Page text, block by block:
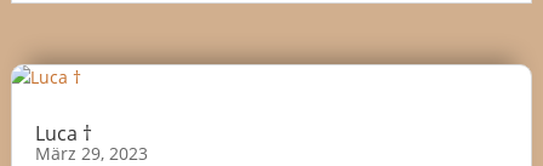
Luca †
März 29, 2023